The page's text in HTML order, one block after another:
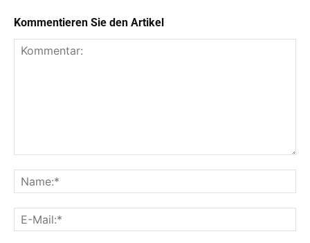
Kommentieren Sie den Artikel